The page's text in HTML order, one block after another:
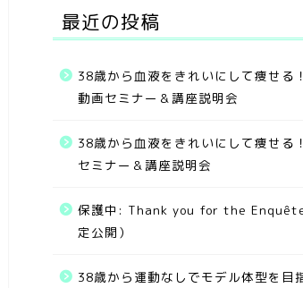
最近の投稿
38歳から血液をきれいにして痩せる
動画セミナー＆講座説明会
38歳から血液をきれいにして痩せる
セミナー＆講座説明会
保護中: Thank you for the
定公開）
38歳から運動なしでモデル体型を目